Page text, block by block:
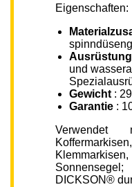
Eigenschaften:
Ausrüstung
und
Gewicht :
Garantie :
DICKSON®